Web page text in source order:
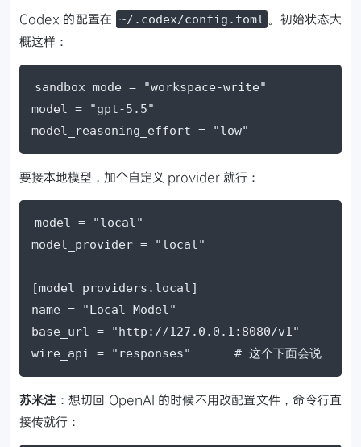
Codex 的配置在 ~/.codex/config.toml 。初始状态大
概这样：
sandbox_mode = "workspace-write"
model = "gpt-5.5"
model_reasoning_effort = "low"
要接本地模型，加个自定义 provider 就行：
model = "local"
model_provider = "local"
[model_providers.local]
name = "Local Model"
base_url = "http://127.0.0.1:8080/v1"
wire_api = "responses"      # 这个下面会说
苏米注 ：想切回 OpenAI 的时候不用改配置文件，命令行直
接传就行：